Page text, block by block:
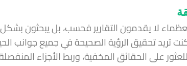
لا يقدمون التقارير فحسب، بل يبحثون
كنت تريد تحقيق الرؤية الصحيحة في جميع جوانب
على الحقائق المخفية، وربط الأجزاء